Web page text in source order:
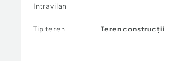
Intravilan
Tip teren Teren construcții